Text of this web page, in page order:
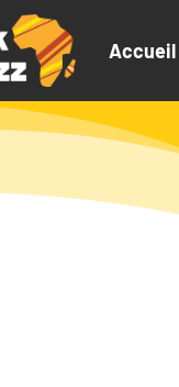
Accueil